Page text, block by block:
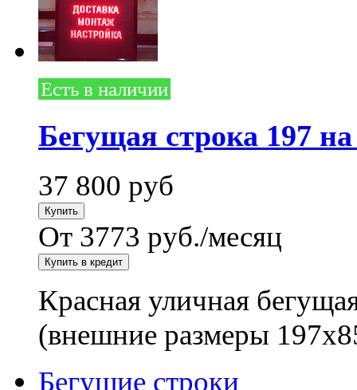
Есть в наличии
Бегущая строка 197
37 800 руб
От 3773 руб./месяц
Красная уличная
(внешние размеры
Бегущие строки